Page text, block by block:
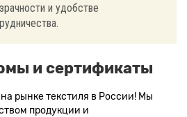
и удобстве
и сертификаты
рынке текстиля в России! Мы
продукции и